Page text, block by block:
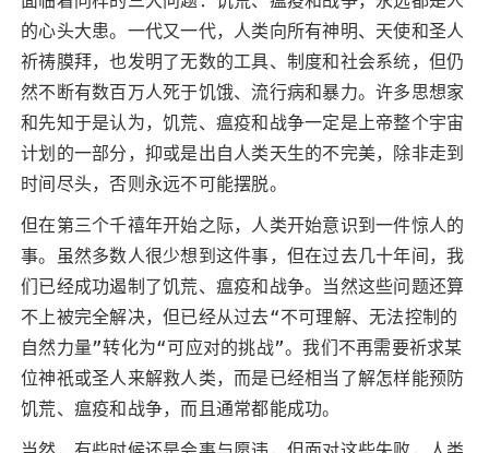
的心头大患。一代又一代，人类向所有神明、天使和圣人
祈祷膜拜，也发明了无数的工具、制度和社会系统，但仍
然不断有数百万人死于饥饿、流行病和暴力。许多思想家
和先知于是认为，饥荒、瘟疫和战争一定是上帝整个宇宙
计划的一部分，抑或是出自人类天生的不完美，除非走到
时间尽头，否则永远不可能摆脱。
但在第三个千禧年开始之际，人类开始意识到一件惊人的
事。虽然多数人很少想到这件事，但在过去几十年间，我
们已经成功遏制了饥荒、瘟疫和战争。当然这些问题还算
不上被完全解决，但已经从过去“不可理解、无法控制的
自然力量”转化为“可应对的挑战”。我们不再需要祈求某
位神祇或圣人来解救人类，而是已经相当了解怎样能预防
饥荒、瘟疫和战争，而且通常都能成功。